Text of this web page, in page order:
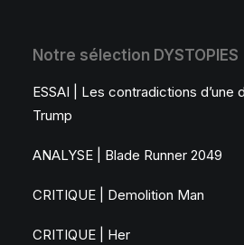
Notre sélection DYSTOPIES
ESSAI | Les contradictions d’une
Trump
ANALYSE | Blade Runner 2049
CRITIQUE | Demolition Man
CRITIQUE | Her